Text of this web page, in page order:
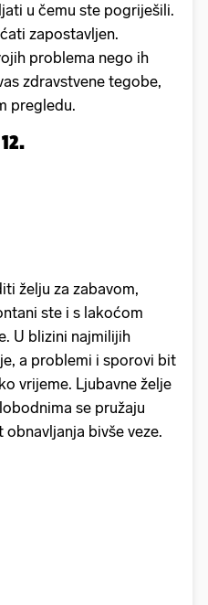
u čemu ste pogriješili.
zapostavljen.
problema nego ih
zdravstvene tegobe,
pregledu.
želju za zabavom,
ste i s lakoćom
U blizini najmilijih
a problemi i sporovi bit
vrijeme. Ljubavne želje
se pružaju
bivše veze.